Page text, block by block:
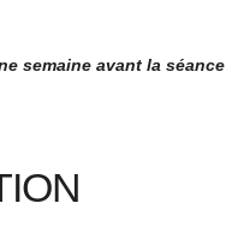
semaine avant la séance